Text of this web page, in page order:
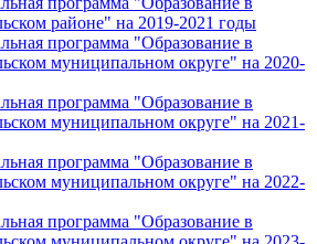
районе" на 2019-2021 годы
программа "Образование в
муниципальном округе" на 2020-
программа "Образование в
муниципальном округе" на 2021-
программа "Образование в
муниципальном округе" на 2022-
программа "Образование в